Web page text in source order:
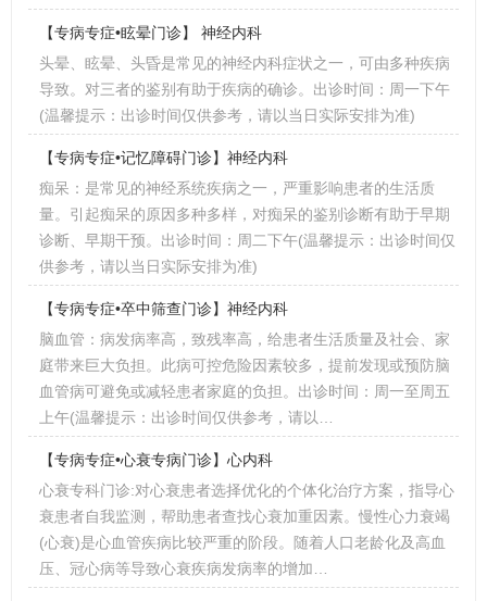
【专病专症•眩晕门诊】 神经内科
头晕、眩晕、头昏是常见的神经内科症状之一，可由多种疾病
导致。对三者的鉴别有助于疾病的确诊。出诊时间：周一下午
(温馨提示：出诊时间仅供参考，请以当日实际安排为准)
【专病专症•记忆障碍门诊】神经内科
痴呆：是常见的神经系统疾病之一，严重影响患者的生活质
量。引起痴呆的原因多种多样，对痴呆的鉴别诊断有助于早期
诊断、早期干预。出诊时间：周二下午(温馨提示：出诊时间仅
供参考，请以当日实际安排为准)
【专病专症•卒中筛查门诊】神经内科
脑血管：病发病率高，致残率高，给患者生活质量及社会、家
庭带来巨大负担。此病可控危险因素较多，提前发现或预防脑
血管病可避免或减轻患者家庭的负担。出诊时间：周一至周五
上午(温馨提示：出诊时间仅供参考，请以…
【专病专症•心衰专病门诊】心内科
心衰专科门诊:对心衰患者选择优化的个体化治疗方案，指导心
衰患者自我监测，帮助患者查找心衰加重因素。慢性心力衰竭
(心衰)是心血管疾病比较严重的阶段。随着人口老龄化及高血
压、冠心病等导致心衰疾病发病率的增加…